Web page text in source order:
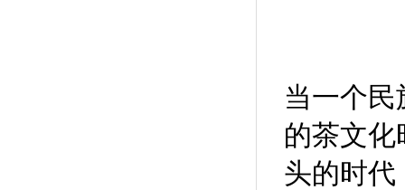
当一个
的茶文
头的时代